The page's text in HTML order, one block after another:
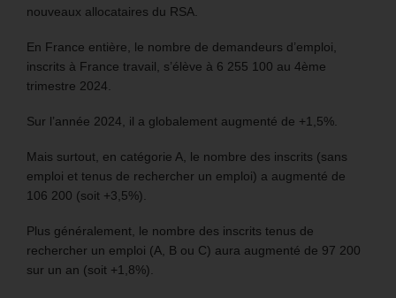
nouveaux allocataires du RSA.
En France entière, le nombre de demandeurs d’emploi,
inscrits à France travail, s’élève à 6 255 100 au 4ème
trimestre 2024.
Sur l’année 2024, il a globalement augmenté de +1,5%.
Mais surtout, en catégorie A, le nombre des inscrits (sans
emploi et tenus de rechercher un emploi) a augmenté de
106 200 (soit +3,5%).
Plus généralement, le nombre des inscrits tenus de
rechercher un emploi (A, B ou C) aura augmenté de 97 200
sur un an (soit +1,8%).